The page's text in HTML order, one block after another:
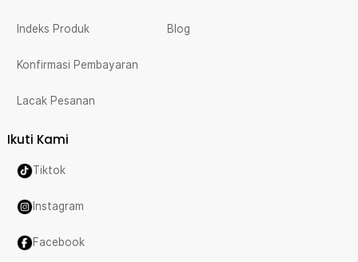
Indeks Produk
Konfirmasi Pembayaran
Lacak Pesanan
Blog
Ikuti Kami
Tiktok
Instagram
Facebook